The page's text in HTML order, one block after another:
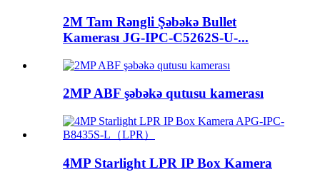
2M Tam Rəngli Şəbəkə Bullet
Kamerası JG-IPC-C5262S-U-...
2MP ABF şəbəkə qutusu kamerası
4MP Starlight LPR IP Box Kamera